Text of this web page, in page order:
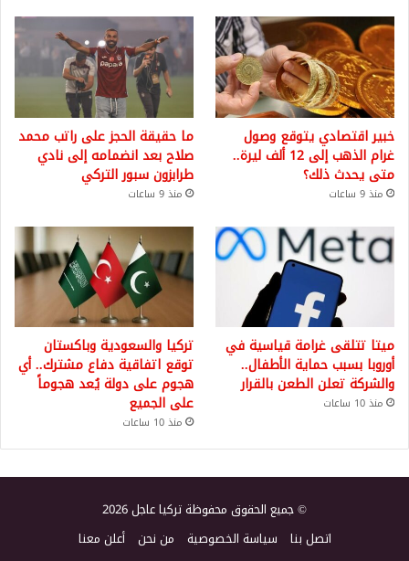
خبير اقتصادي يتوقع وصول
غرام الذهب إلى 12 ألف ليرة..
متى يحدث ذلك؟
منذ 9 ساعات
ما حقيقة الحجز على راتب محمد
صلاح بعد انضمامه إلى نادي
طرابزون سبور التركي
منذ 9 ساعات
ميتا تتلقى غرامة قياسية في
أوروبا بسبب حماية الأطفال..
والشركة تعلن الطعن بالقرار
منذ 10 ساعات
تركيا والسعودية وباكستان
توقع اتفاقية دفاع مشترك.. أي
هجوم على دولة يُعد هجوماً
على الجميع
منذ 10 ساعات
© جميع الحقوق محفوظة تركيا عاجل 2026
اتصل بنا سياسة الخصوصية من نحن أعلن معنا